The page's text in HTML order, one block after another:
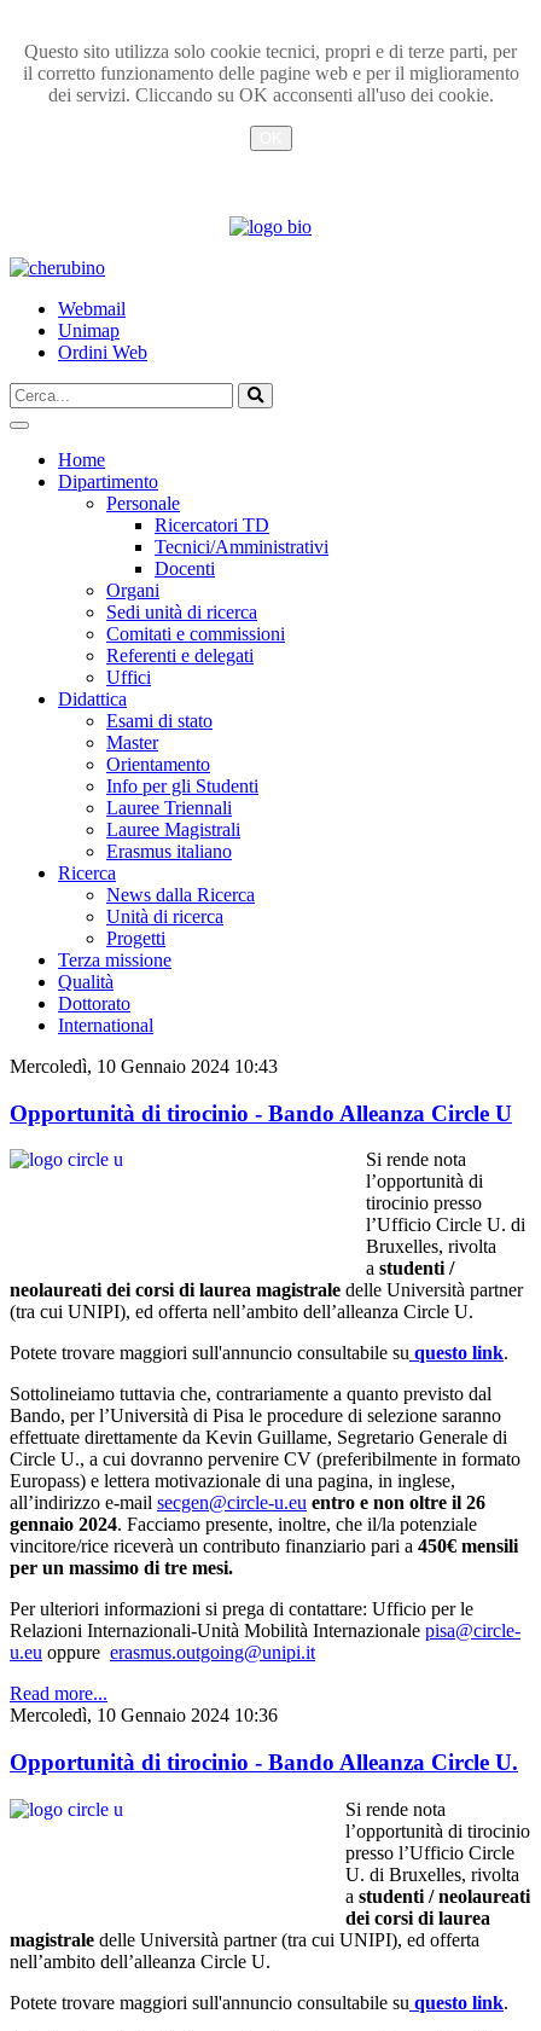
Questo sito utilizza solo cookie tecnici, propri e di terze parti, per
il corretto funzionamento delle pagine web e per il miglioramento
dei servizi. Cliccando su OK acconsenti all'uso dei cookie.
TPL_UNIPI_SKIP_TO_CONTENT
Webmail
Unimap
Ordini Web
Cerca...
Vai
Home
Dipartimento
Personale
Ricercatori TD
Tecnici/Amministrativi
Docenti
Organi
Sedi unità di ricerca
Comitati e commissioni
Referenti e delegati
Uffici
Didattica
Esami di stato
Master
Orientamento
Info per gli Studenti
Lauree Triennali
Lauree Magistrali
Erasmus italiano
Ricerca
News dalla Ricerca
Unità di ricerca
Progetti
Terza missione
Qualità
Dottorato
International
Mercoledì, 10 Gennaio 2024 10:43
Opportunità di tirocinio - Bando Alleanza Circle U
Si rende nota
l’opportunità di
tirocinio presso
l’Ufficio Circle U. di
Bruxelles, rivolta
a studenti /
neolaureati dei corsi di laurea magistrale delle Università partner
(tra cui UNIPI), ed offerta nell’ambito dell’alleanza Circle U.
Potete trovare maggiori sull'annuncio consultabile su questo link.
Sottolineiamo tuttavia che, contrariamente a quanto previsto dal
Bando, per l’Università di Pisa le procedure di selezione saranno
effettuate direttamente da Kevin Guillame, Segretario Generale di
Circle U., a cui dovranno pervenire CV (preferibilmente in formato
Europass) e lettera motivazionale di una pagina, in inglese,
all’indirizzo e-mail secgen@circle-u.eu entro e non oltre il 26
gennaio 2024. Facciamo presente, inoltre, che il/la potenziale
vincitore/rice riceverà un contributo finanziario pari a 450€ mensili
per un massimo di tre mesi.
Per ulteriori informazioni si prega di contattare: Ufficio per le
Relazioni Internazionali-Unità Mobilità Internazionale pisa@circle-
u.eu oppure erasmus.outgoing@unipi.it
Read more...
Mercoledì, 10 Gennaio 2024 10:36
Opportunità di tirocinio - Bando Alleanza Circle U.
Si rende nota
l’opportunità di tirocinio
presso l’Ufficio Circle
U. di Bruxelles, rivolta
a studenti / neolaureati
dei corsi di laurea
magistrale delle Università partner (tra cui UNIPI), ed offerta
nell’ambito dell’alleanza Circle U.
Potete trovare maggiori sull'annuncio consultabile su questo link.